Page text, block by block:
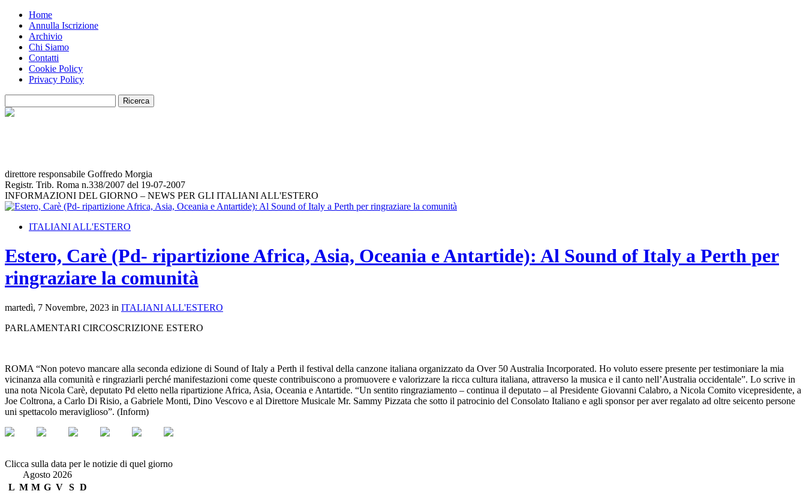
Home
Annulla Iscrizione
Archivio
Chi Siamo
Contatti
Cookie Policy
Privacy Policy
direttore responsabile Goffredo Morgia
Registr. Trib. Roma n.338/2007 del 19-07-2007
INFORMAZIONI DEL GIORNO – NEWS PER GLI ITALIANI ALL'ESTERO
ITALIANI ALL'ESTERO
Estero, Carè (Pd- ripartizione Africa, Asia, Oceania e Antartide): Al Sound of Italy a Perth per
ringraziare la comunità
martedì, 7 Novembre, 2023 in ITALIANI ALL'ESTERO
PARLAMENTARI CIRCOSCRIZIONE ESTERO
ROMA “Non potevo mancare alla seconda edizione di Sound of Italy a Perth il festival della canzone italiana organizzato da Over 50 Australia Incorporated. Ho voluto essere presente per testimoniare la mia
vicinanza alla comunità e ringraziarli perché manifestazioni come queste contribuiscono a promuovere e valorizzare la ricca cultura italiana, attraverso la musica e il canto nell’Australia occidentale”. Lo scrive in
una nota Nicola Carè, deputato Pd eletto nella ripartizione Africa, Asia, Oceania e Antartide. “Un sentito ringraziamento – continua il deputato – al Presidente Giovanni Calabro, a Nicola Comito vicepresidente, a
Joe Coltrona, a Carlo Di Risio, a Gabriele Monti, Dino Vescovo e al Direttore Musicale Mr. Sammy Pizzata che sotto il patrocinio del Consolato Italiano e agli sponsor per aver regalato ad oltre seicento persone
uni spettacolo meraviglioso”. (Inform)
Clicca sulla data per le notizie di quel giorno
Agosto 2026
L M M G V S D